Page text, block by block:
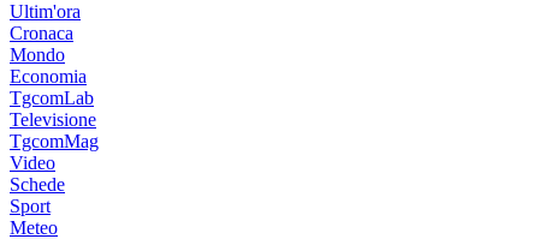
Ultim'ora
Cronaca
Mondo
Economia
TgcomLab
Televisione
TgcomMag
Video
Schede
Sport
Meteo